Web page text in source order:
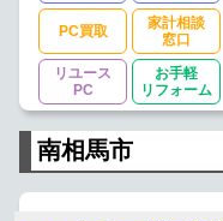
PC買取
家計相談
窓口
リユース
PC
お手軽
リフォーム
南相馬市